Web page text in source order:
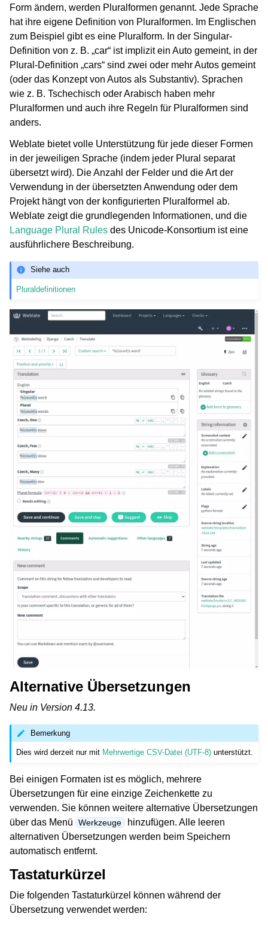
Form ändern, werden Pluralformen genannt. Jede Sprache
hat ihre eigene Definition von Pluralformen. Im Englischen
zum Beispiel gibt es eine Pluralform. In der Singular-
Definition von z. B. „car“ ist implizit ein Auto gemeint, in der
Plural-Definition „cars“ sind zwei oder mehr Autos gemeint
(oder das Konzept von Autos als Substantiv). Sprachen
wie z. B. Tschechisch oder Arabisch haben mehr
Pluralformen und auch ihre Regeln für Pluralformen sind
anders.
Weblate bietet volle Unterstützung für jede dieser Formen
in der jeweiligen Sprache (indem jeder Plural separat
übersetzt wird). Die Anzahl der Felder und die Art der
Verwendung in der übersetzten Anwendung oder dem
Projekt hängt von der konfigurierten Pluralformel ab.
Weblate zeigt die grundlegenden Informationen, und die
Language Plural Rules des Unicode-Konsortium ist eine
ausführlichere Beschreibung.
Siehe auch
Pluraldefinitionen
Alternative Übersetzungen
Neu in Version 4.13.
Bemerkung
Dies wird derzeit nur mit Mehrwertige CSV-Datei (UTF-8) unterstützt.
Bei einigen Formaten ist es möglich, mehrere
Übersetzungen für eine einzige Zeichenkette zu
verwenden. Sie können weitere alternative Übersetzungen
über das Menü
Werkzeuge hinzufügen. Alle leeren
alternativen Übersetzungen werden beim Speichern
automatisch entfernt.
Tastaturkürzel
Die folgenden Tastaturkürzel können während der
Übersetzung verwendet werden: